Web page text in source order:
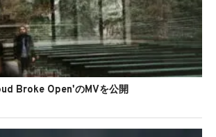
Broke Open'のMVを公開